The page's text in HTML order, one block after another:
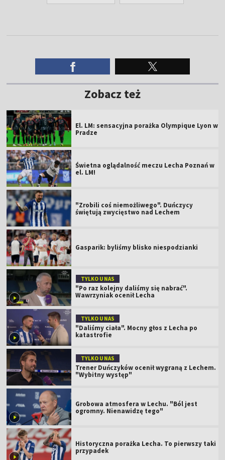
Zobacz też
El. LM: sensacyjna porażka Olympique Lyon w
Pradze
Świetna oglądalność meczu Lecha Poznań w
el. LM!
"Zrobili coś niemożliwego". Duńczycy
świętują zwycięstwo nad Lechem
Gasparik: byliśmy blisko niespodzianki
TYLKO U NAS
"Po raz kolejny daliśmy się nabrać".
Wawrzyniak ocenił Lecha
TYLKO U NAS
"Daliśmy ciała". Mocny głos z Lecha po
katastrofie
TYLKO U NAS
Trener Duńczyków ocenił wygraną z Lechem.
"Wybitny występ"
Grobowa atmosfera w Lechu. "Ból jest
ogromny. Nienawidzę tego"
Historyczna porażka Lecha. To pierwszy taki
przypadek